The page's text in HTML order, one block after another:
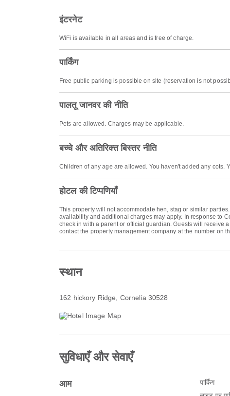
इंटरनेट
WiFi is available in all areas and is free of charge.
पार्किंग
Free public parking is possible on site (reservation is not
पालतू जानवर की नीति
Pets are allowed. Charges may be applicable.
बच्चे और अतिरिक्त बिस्तर नीति
Children of any age are allowed. You haven't added any cots.
होटल की टिप्पणियाँ
This property will not accommodate hen, stag or similar
availability and additional charges may apply. In response to
check in with a parent or official guardian. Guests will receive
contact the property management company at the number on
स्थान
162 hickory Ridge , Cornelia 30528
सुविधाएँ और सेवाएँ
आम पार्किंग